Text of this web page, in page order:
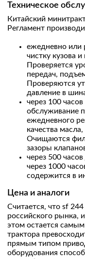
Техническое
Китайский
Регламент
ежедневно или
чистку кузова
Проверяется
передач,
Проверяются
давление в
через 100
обслуживание
ежедневного
качества
Очищаются
зазоры
через 500
через 1000
содержится в
Цена и аналоги
Считается, что sf
российского рынка,
этом остается
трактора
прямым типом
оборудования